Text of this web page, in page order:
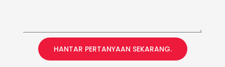
HANTAR PERTANYAAN SEKARANG.